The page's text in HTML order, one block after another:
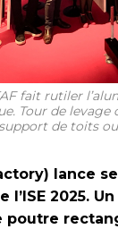
fait rutiler
Tour de
de toits
lance
l’ISE 2025.
poutre